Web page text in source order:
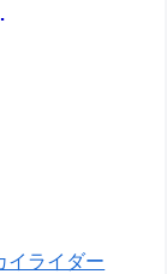
イライダー